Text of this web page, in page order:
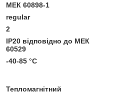
МЕК 60898-1
regular
2
IP20 відповідно до МЕК
60529
-40-85 °C
Тепломагнітний